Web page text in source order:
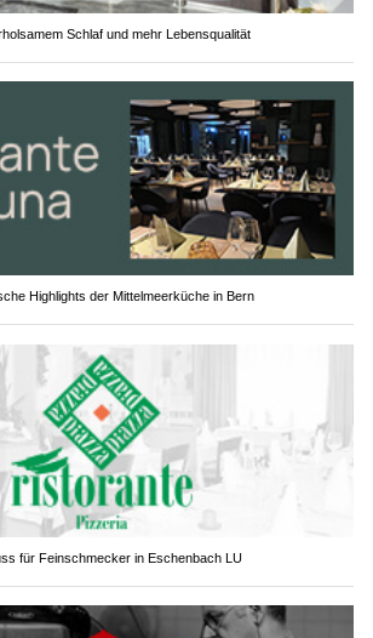
Schlaf und mehr Lebensqualität
Highlights der Mittelmeerküche in Bern
für Feinschmecker in Eschenbach LU